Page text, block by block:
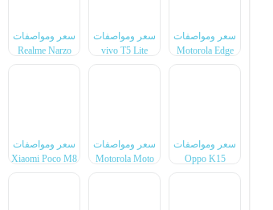
سعر ومواصفات
Motorola Edge
سعر ومواصفات
vivo T5 Lite
سعر ومواصفات
Realme Narzo
سعر ومواصفات
Oppo K15
سعر ومواصفات
Motorola Moto
سعر ومواصفات
Xiaomi Poco M8